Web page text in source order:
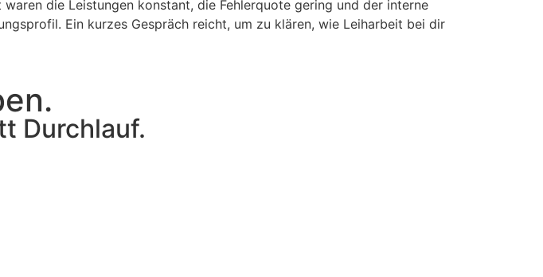
die Leistungen konstant, die Fehlerquote gering und der interne
Ein kurzes Gespräch reicht, um zu klären, wie Leiharbeit bei dir
Durchlauf.